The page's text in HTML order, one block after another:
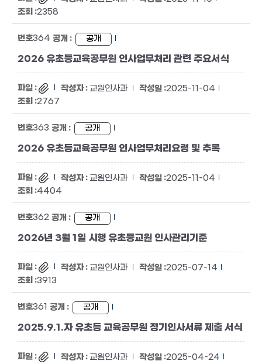
2358
364 공개
2026 유초등교육공무원 인사업무처리 관련 주요서식
교원인사과
2025-11-04
2767
363 공개
2026 유초등교육공무원 인사업무처리요령 및 추록
교원인사과
2025-11-04
4404
362 공개
2026년 3월 1일 시행 유초등교원 인사관리기준
교원인사과
2025-07-14
3913
361 공개
2025.9.1.자 유초등 교육공무원 정기인사서류 제출 서식
교원인사과
2025-04-24